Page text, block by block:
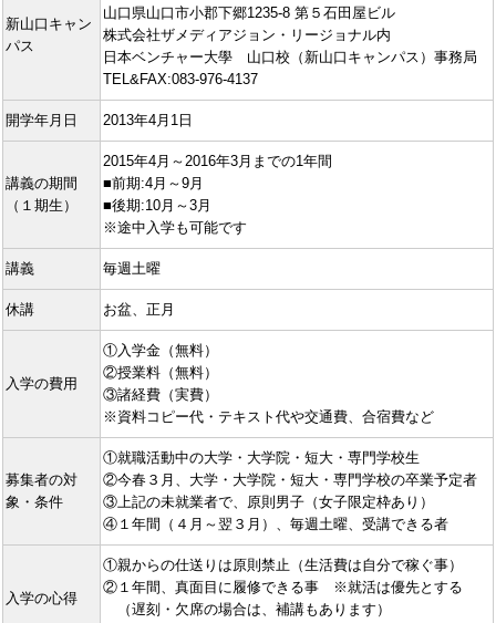
新山口キャン
パス
山口県山口市小郡下郷1235-8 第５石田屋ビル
株式会社ザメディアジョン・リージョナル内
日本ベンチャー大學 山口校（新山口キャンパス）事務局
TEL&FAX:083-976-4137
開学年月日 2013年4月1日
講義の期間
（１期生）
2015年4月～2016年3月までの1年間
■前期:4月～9月
■後期:10月～3月
※途中入学も可能です
講義 毎週土曜
休講 お盆、正月
入学の費用
①入学金（無料）
②授業料（無料）
③諸経費（実費）
※資料コピー代・テキスト代や交通費、合宿費など
募集者の対
象・条件
①就職活動中の大学・大学院・短大・専門学校生
②今春３月、大学・大学院・短大・専門学校の卒業予定者
③上記の未就業者で、原則男子（女子限定枠あり）
④１年間（４月～翌３月）、毎週土曜、受講できる者
入学の心得
①親からの仕送りは原則禁止（生活費は自分で稼ぐ事）
②１年間、真面目に履修できる事 ※就活は優先とする
（遅刻・欠席の場合は、補講もあります）